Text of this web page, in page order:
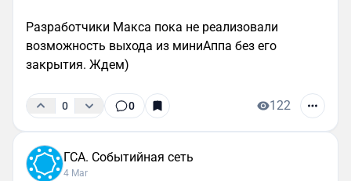
Разработчики Макса пока не реализовали
возможность выхода из миниАппа без его
закрытия. Ждем)
0 0 122
ГСА. Событийная сеть
4 Mar